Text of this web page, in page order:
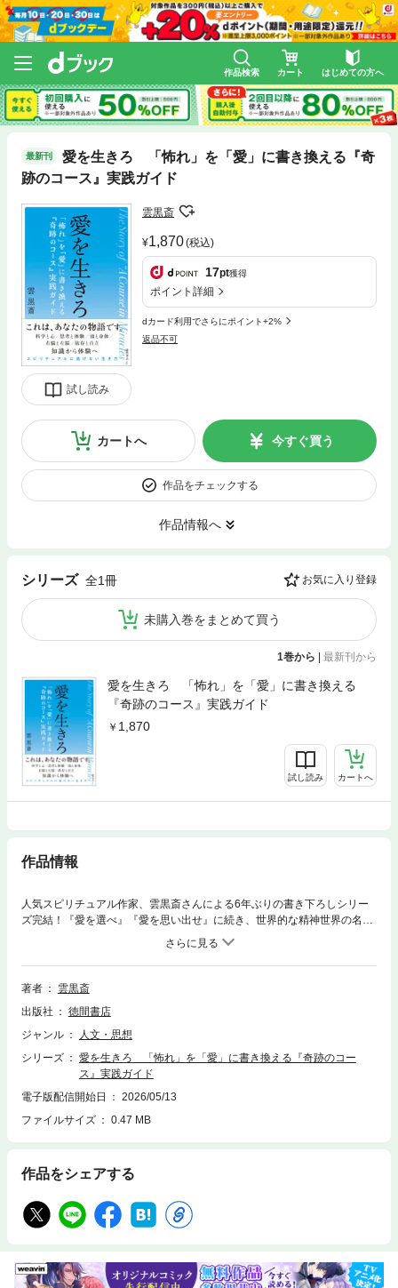
作品検索 カート はじめての方へ
最新刊
愛を生きろ 「怖れ」を「愛」に書き換える『奇
跡のコース』実践ガイド
試し読み
雲黒斎
1,870(税込)
17pt獲得
ポイント詳細
dカード利用でさらにポイント+2%
返品不可
カートへ 今すぐ買う
作品をチェックする
作品情報へ
シリーズ 全1冊 お気に入り登録
未購入巻をまとめて買う
1巻から | 最新刊から
愛を生きろ 「怖れ」を「愛」に書き換える
『奇跡のコース』実践ガイド
1,870
試し読み カートへ
作品情報
人気スピリチュアル作家、雲黒斎さんによる6年ぶりの書き下ろしシリー
ズ完結！『愛を選べ』『愛を思い出せ』に続き、世界的な精神世界の名著
「奇跡のコース」の教えを、物語でわかりやすく解き明かします。「奇跡
のコース」に興味がある方、これまでにチャレンジしたけれども遠ざかっ
ていた方、奇跡体験に興味のある方、人生を変えるきっかけを探している
方などにおすすめです。
著者
雲黒斎
出版社
徳間書店
ジャンル
人文・思想
シリーズ
愛を生きろ 「怖れ」を「愛」に書き換える『奇跡のコー
ス』実践ガイド
電子版配信開始日
2026/05/13
ファイルサイズ
0.47 MB
作品をシェアする